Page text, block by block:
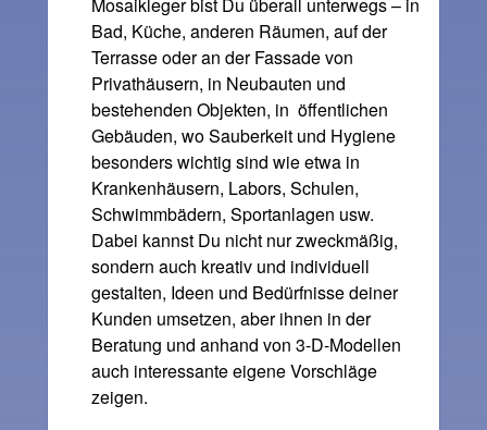
Bad, Küche, anderen Räumen, auf der
Terrasse oder an der Fassade von
Privathäusern, in Neubauten und
bestehenden Objekten, in öffentlichen
Gebäuden, wo Sauberkeit und Hygiene
besonders wichtig sind wie etwa in
Krankenhäusern, Labors, Schulen,
Schwimmbädern, Sportanlagen usw.
Dabei kannst Du nicht nur zweckmäßig,
sondern auch kreativ und individuell
gestalten, Ideen und Bedürfnisse deiner
Kunden umsetzen, aber ihnen in der
Beratung und anhand von 3-D-Modellen
auch interessante eigene Vorschläge
zeigen.